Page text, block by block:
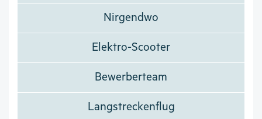
Nirgendwo
Elektro-Scooter
Bewerberteam
Langstreckenflug